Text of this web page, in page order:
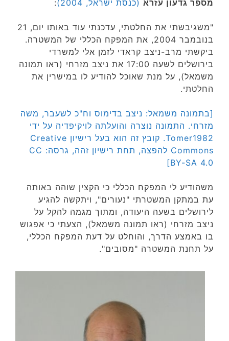
מספר גדעון עזרא (כנסת ישראל, 2004) :
"משגיבשתי את החלטתי, עדכנתי עוד באותו יום, 21
בנובמבר 2004, את המפקח הכללי של המשטרה.
ביקשתי מרב-ניצב קראדי לזמן אלי למשרדי
בירושלים לשעה 17:00 את ניצב מזרחי (ראו תמונה
משמאל), על מנת שאוכל להודיע לו במישרין את
החלטתי.
[בתמונה משמאל: ניצב בדימוס וח"כ לשעבר, משה
מזרחי. התמונה נוצרה והועלתה לויקיפדיה על ידי
Tomer1982. קובץ זה הוא בעל רישיון Creative
Commons להפצה, תחת רישיון זהה, גרסה: CC
BY-SA 4.0]
משהודיע לי המפקח הכללי כי הקצין שוהה באותה
עת במתקן המשטרתי "נעורים", ויתקשה להגיע
לירושלים בשעה היעודה, ומתוך מגמה להקל על
ניצב מזרחי (ראו תמונה משמאל), הצעתי כי אפגוש
בו באמצע הדרך, והוחלט על דעת המפקח הכללי,
על תחנת המשטרה "מסובים".